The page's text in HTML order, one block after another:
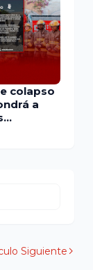
colapso
a
Siguiente